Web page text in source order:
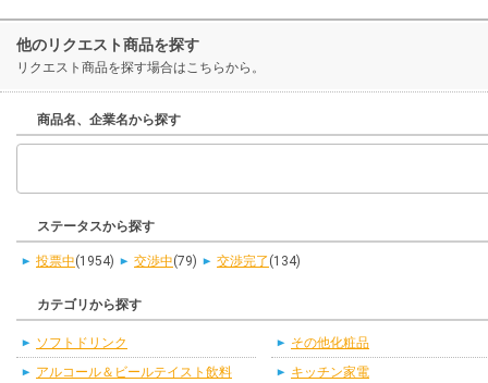
他のリクエスト商品を探す
リクエスト商品を探す場合はこちらから。
商品名、企業名から探す
ステータスから探す
投票中(1954) 交渉中(79) 交渉完了 (134)
カテゴリから探す
ソフトドリンク
アルコール＆ビールテイスト飲料
その他化粧品
キッチン家電